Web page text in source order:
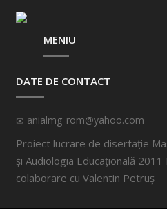
MENIU
DATE DE CONTACT
anialmg_rom@yahoo.com
Proiect lucrare de disertație
și Audiologia Educațională
colaborare cuValentin Petruș